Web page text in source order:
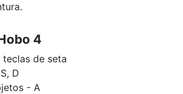
4
de seta
D
- A